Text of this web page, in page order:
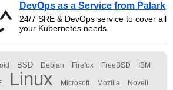
DevOps as a Service from Palark
24/7 SRE & DevOps service to cover all
your Kubernetes needs.
BSD Debian Firefox FreeBSD IBM
Linux Microsoft Mozilla Novell